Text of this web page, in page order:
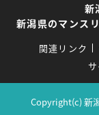
新
新潟県のマンス
関連リンク
Copyright(c) 新